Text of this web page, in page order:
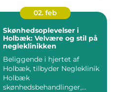
02. feb
Skønhedsoplevelser i
Holbæk: Velvære og stil på
negleklinikken
Beliggende i hjertet af
Holbæk, tilbyder Negleklinik
Holbæk
skønhedsbehandlinger,...